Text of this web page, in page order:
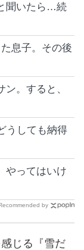
聞いたら…続
息子。その後
。すると、
うしても納得
やってはいけ
by
じる『雪だ